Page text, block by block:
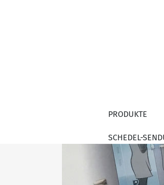
PRODUKTE
SCHEDEL-